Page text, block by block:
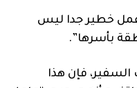
عمل خطير جدا ليس
بأسرها”.
فإن هذا